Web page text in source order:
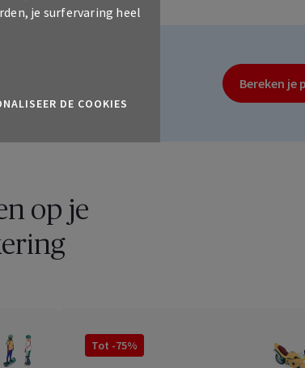
recht.
Bereken je
op je
Tot -75%
je surfervaring heel
DE COOKIES